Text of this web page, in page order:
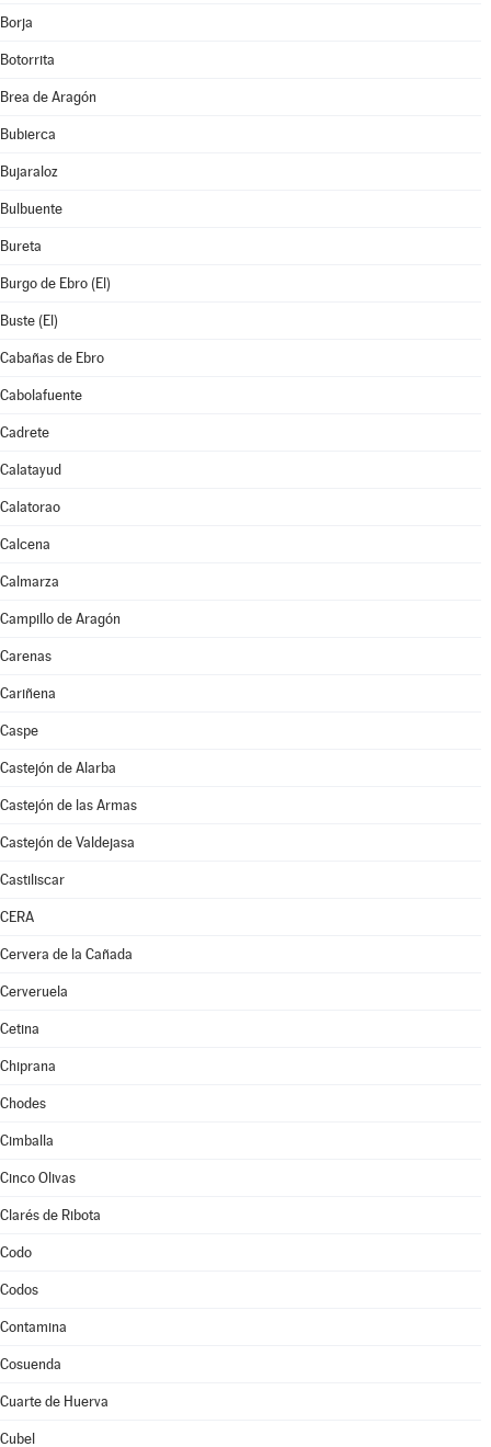
Borja
Botorrita
Brea de Aragón
Bubierca
Bujaraloz
Bulbuente
Bureta
Burgo de Ebro (El)
Buste (El)
Cabañas de Ebro
Cabolafuente
Cadrete
Calatayud
Calatorao
Calcena
Calmarza
Campillo de Aragón
Carenas
Cariñena
Caspe
Castejón de Alarba
Castejón de las Armas
Castejón de Valdejasa
Castiliscar
CERA
Cervera de la Cañada
Cerveruela
Cetina
Chiprana
Chodes
Cimballa
Cinco Olivas
Clarés de Ribota
Codo
Codos
Contamina
Cosuenda
Cuarte de Huerva
Cubel